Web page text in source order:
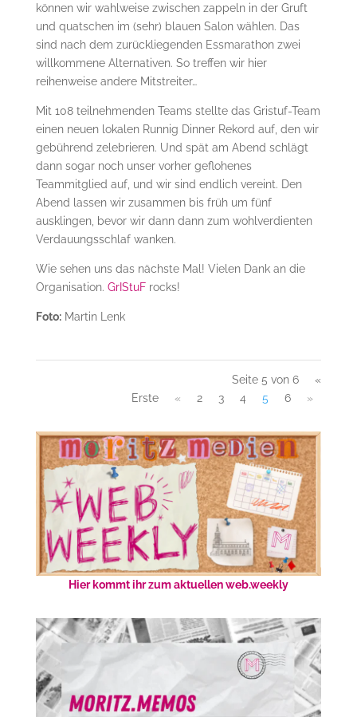
können wir wahlweise zwischen zappeln in der Gruft
und quatschen im (sehr) blauen Salon wählen. Das
sind nach dem zurückliegenden Essmarathon zwei
willkommene Alternativen. So treffen wir hier
reihenweise andere Mitstreiter…
Mit 108 teilnehmenden Teams stellte das Gristuf-Team
einen neuen lokalen Runnig Dinner Rekord auf, den wir
gebührend zelebrieren. Und spät am Abend schlägt
dann sogar noch unser vorher geflohenes
Teammitglied auf, und wir sind endlich vereint. Den
Abend lassen wir zusammen bis früh um fünf
ausklingen, bevor wir dann dann zum wohlverdienten
Verdauungsschlaf wanken.
Wie sehen uns das nächste Mal! Vielen Dank an die
Organisation. GrIStuFrocks!
Foto:Martin Lenk
Seite 5 von 6
«
Erste
« 2 3 4 5 6 »
Hier kommt ihr zum aktuellen web.weekly